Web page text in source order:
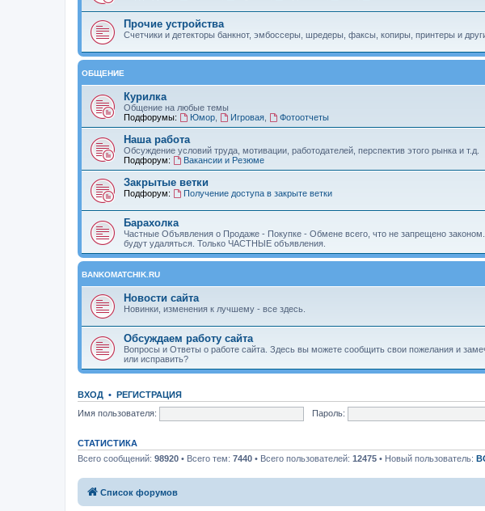
Прочие устройства
Счетчики и детекторы банкнот, эмбоссеры, шредеры, факсы, копиры, принтеры и
ОБЩЕНИЕ
Курилка
Общение на любые темы
Подфорумы:
Юмор, Игровая, Фотоотчеты
Наша работа
Обсуждение условий труда, мотивации, работодателей, перспектив этого рынка и т.д.
Подфорум:
Вакансии и Резюме
Закрытые ветки
Подфорум: Получение доступа в закрыте ветки
Барахолка
Частные Объявления о Продаже - Покупке - Обмене всего, что не запрещено
будут удаляться. Только ЧАСТНЫЕ объявления.
BANKOMATCHIK.RU
Новости сайта
Новинки, изменения к лучшему - все здесь.
Обсуждаем работу сайта
Вопросы и Ответы о работе сайта. Здесь вы можете сообщить свои пожелания и
или исправить?
ВХОД • РЕГИСТРАЦИЯ
Имя пользователя:
Пароль:
СТАТИСТИКА
Всего сообщений: 98920 • Всего тем: 7440 • Всего пользователей: 12475 • Новый пользователь:
Список форумов
Связаться с